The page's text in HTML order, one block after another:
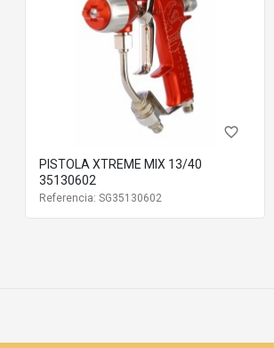
favorite_border
PISTOLA XTREME MIX 13/40
35130602
Referencia: SG35130602